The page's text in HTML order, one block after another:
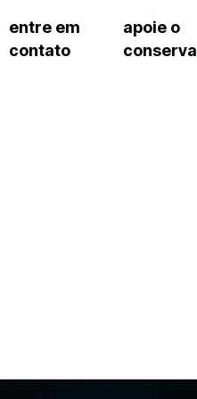
entre em
contato
apoie o
conserva